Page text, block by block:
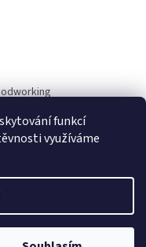
funkcí
využíváme
. Všechna práva